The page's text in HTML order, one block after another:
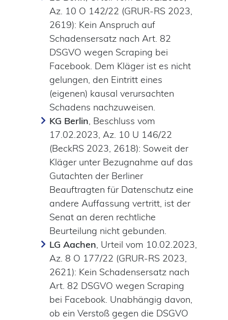
Az. 10 O 142/22 (GRUR-RS 2023,
2619): Kein Anspruch auf
Schadensersatz nach Art. 82
DSGVO wegen Scraping bei
Facebook. Dem Kläger ist es nicht
gelungen, den Eintritt eines
(eigenen) kausal verursachten
Schadens nachzuweisen.
KG Berlin, Beschluss vom
17.02.2023, Az. 10 U 146/22
(BeckRS 2023, 2618): Soweit der
Kläger unter Bezugnahme auf das
Gutachten der Berliner
Beauftragten für Datenschutz eine
andere Auffassung vertritt, ist der
Senat an deren rechtliche
Beurteilung nicht gebunden.
LG Aachen, Urteil vom 10.02.2023,
Az. 8 O 177/22 (GRUR-RS 2023,
2621): Kein Schadensersatz nach
Art. 82 DSGVO wegen Scraping
bei Facebook. Unabhängig davon,
ob ein Verstoß gegen die DSGVO